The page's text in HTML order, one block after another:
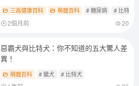
三高健康百科 萌寵百科 # 糖尿病 # 比特犬
2個月前 20
惡霸犬與比特犬：你不知道的五大驚人差
異！
萌寵百科 # 獵犬 # 比特犬